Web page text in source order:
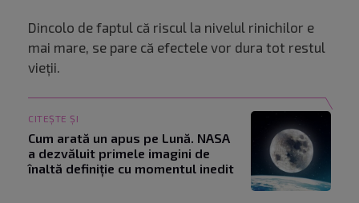
Dincolo de faptul că riscul la nivelul rinichilor e
mai mare, se pare că efectele vor dura tot restul
vieții.
CITEȘTE ȘI
Cum arată un apus pe Lună. NASA
a dezvăluit primele imagini de
înaltă definiție cu momentul inedit